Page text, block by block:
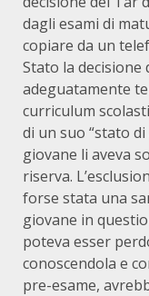
dagli esami di
copiare da un
Stato la
adeguatamente
curriculum
di un suo “stato
giovane li aveva
riserva.
forse stata una
giovane in
poteva esser
conoscendola e
pre-esame,